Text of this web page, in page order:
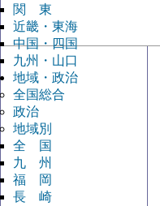
関 東
近畿・東海
中国・四国
九州・山口
地域・政治
全国総合
政治
地域別
全 国
九 州
福 岡
長 崎